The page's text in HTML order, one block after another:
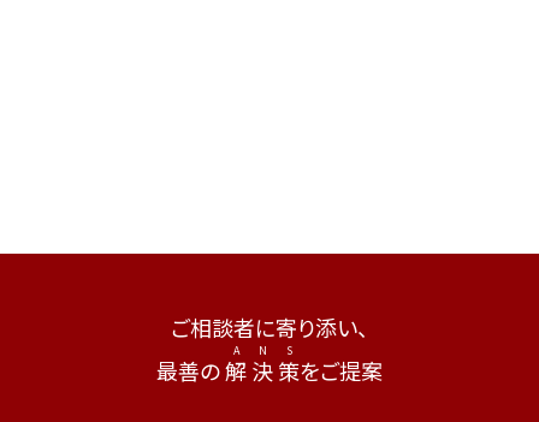
ご相談者に寄り添い、
最善の解決策をご提案